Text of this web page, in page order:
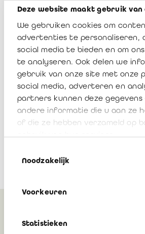
Deze website maakt gebruik van
We gebruiken cookies om
advertenties te personaliseren,
social media te bieden en om
te analyseren. Ook delen we
gebruik van onze site met onze
social media, adverteren en
partners kunnen deze
andere informatie die u aan ze
of die ze hebben verzameld op
Noodzakelijk
Voorkeuren
Statistieken
personeelsleden van VLAIO en de
kennis krijgen van de steunaanvraag of
ertoe gehouden alle informatie die ze via
ontvangen, strikt vertrouwelijk te
Advies 2024/01
Download
Gerelateerd